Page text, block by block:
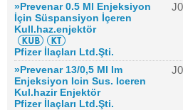
»Prevenar 0.5 Ml Enjeksiyon
İçin Süspansiyon İçeren
Kull.haz.enjektör
Pfizer İlaçları Ltd.Şti.
»Prevenar 13/0,5 Ml Im
Enjeksiyon Icin Sus. Iceren
Kul.hazir Enjektör
Pfizer İlaçları Ltd.Şti.